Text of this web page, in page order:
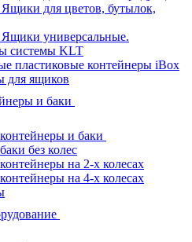
для цветов, бутылок,
универсальные.
системы KLT
пластиковые контейнеры iBox
для ящиков
и баки
и баки
без колес
на 2-х колесах
на 4-х колесах